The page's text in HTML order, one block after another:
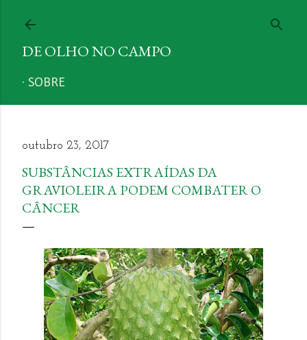
DE OLHO NO CAMPO
SOBRE
outubro 23, 2017
SUBSTÂNCIAS EXTRAÍDAS DA
GRAVIOLEIRA PODEM COMBATER O
CÂNCER